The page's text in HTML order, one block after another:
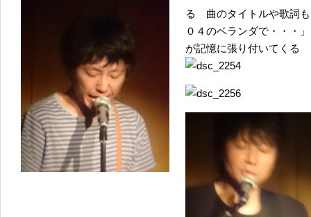
る 曲のタイトルや歌詞
０４のベランダで・・・
が記憶に張り付いてくる